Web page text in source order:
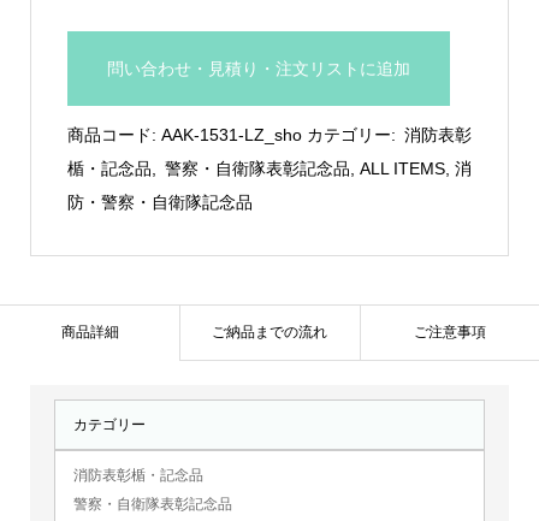
板
木
盾：
問い合わせ・見積り・注文リストに追加
商品コード: AAK-1531-LZ_sho カテゴリー: 消防表彰
楯・記念品
警察・自衛隊表彰記念品 ALL ITEMS, 消
防・警察・自衛隊記念品
商品詳細 ご納品までの流れ ご注意事項
カテゴリー
消防表彰楯・記念品
警察・自衛隊表彰記念品